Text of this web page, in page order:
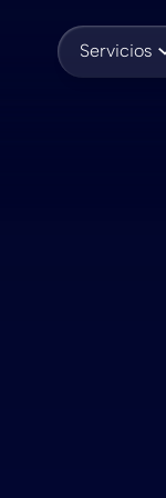
Servicios